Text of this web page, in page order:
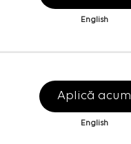
English
Aplică acum
English